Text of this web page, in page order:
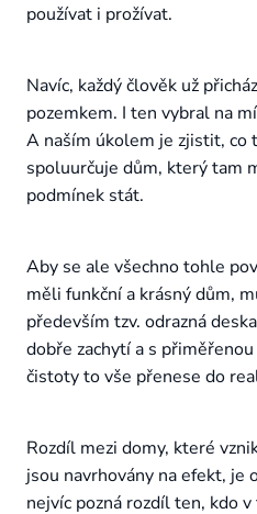
používat i prožívat.
Navíc, každý člověk už
pozemkem. I ten vybral na
A naším úkolem je zjistit, co
spoluurčuje dům, který tam
podmínek stát.
Aby se ale všechno tohle
měli funkční a krásný dům,
především tzv. odrazná
dobře zachytí a s
čistoty to vše přenese do
Rozdíl mezi domy, které
jsou navrhovány na efekt, je
nejvíc pozná rozdíl ten, kdo